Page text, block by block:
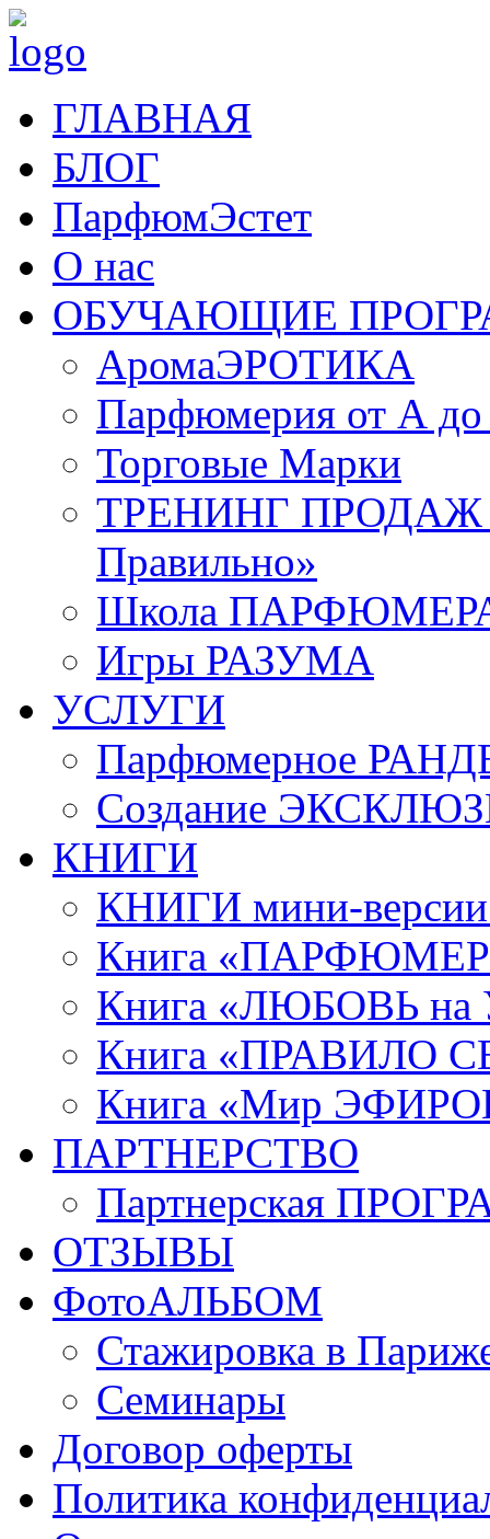
ГЛАВНАЯ
БЛОГ
ПарфюмЭстет
О нас
ОБУЧАЮЩИЕ
АромаЭРОТИКА
Парфюмерия от А
Торговые Марки
ТРЕНИНГ ПРОДАЖ
Правильно»
Школа
Игры РАЗУМА
УСЛУГИ
Парфюмерное
Создание
КНИГИ
КНИГИ мини-
Книга
Книга «ЛЮБОВЬ
Книга «ПРАВИЛО
Книга «Мир
ПАРТНЕРСТВО
Партнерская
ОТЗЫВЫ
ФотоАЛЬБОМ
Стажировка в
Семинары
Договор оферты
Политика